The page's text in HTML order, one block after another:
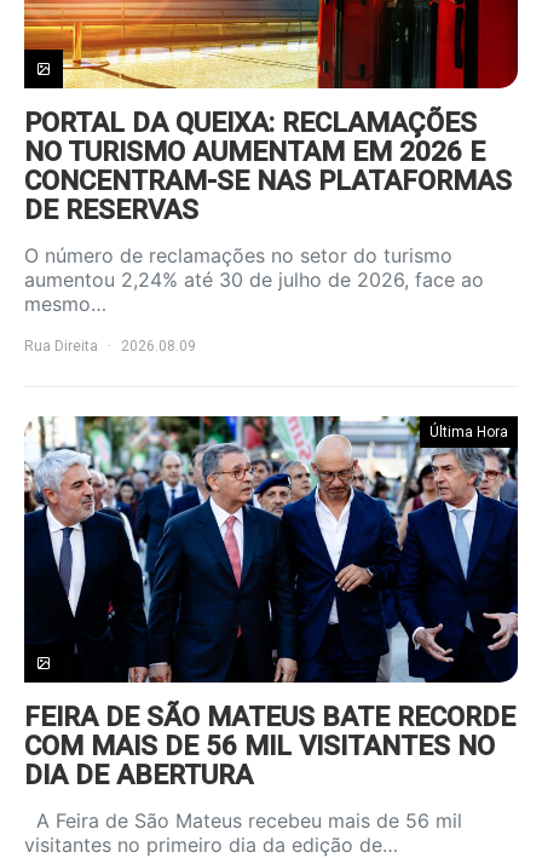
PORTAL DA QUEIXA: RECLAMAÇÕES
NO TURISMO AUMENTAM EM 2026 E
CONCENTRAM-SE NAS PLATAFORMAS
DE RESERVAS
O número de reclamações no setor do turismo
aumentou 2,24% até 30 de julho de 2026, face ao
mesmo…
Rua Direita 2026.08.09
Última Hora
FEIRA DE SÃO MATEUS BATE RECORDE
COM MAIS DE 56 MIL VISITANTES NO
DIA DE ABERTURA
A Feira de São Mateus recebeu mais de 56 mil
visitantes no primeiro dia da edição de…